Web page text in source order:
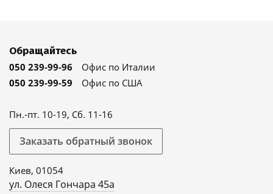
Обращайтесь
050 239-99-96
Офис по Италии
050 239-99-59
Офис по США
Пн.-пт. 10-19, Сб. 11-16
Заказать обратный звонок
Киев, 01054
ул. Олеся Гончара 45а